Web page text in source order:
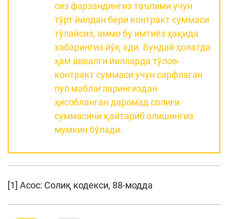
сиз фарзандингиз таълими учун
тўрт йилдан бери контракт суммаси
тўлайсиз, аммо бу имтиёз ҳақида
хабарингиз йўқ эди. Бундай ҳолатда
ҳам аввалги йилларда тўлов-
контракт суммаси учун сарфлаган
пул маблағларингиздан
ҳисобланган даромад солиғи
суммасини қайтариб олишингиз
мумкин бўлади.
[1] Асос: Солиқ кодекси, 88-модда